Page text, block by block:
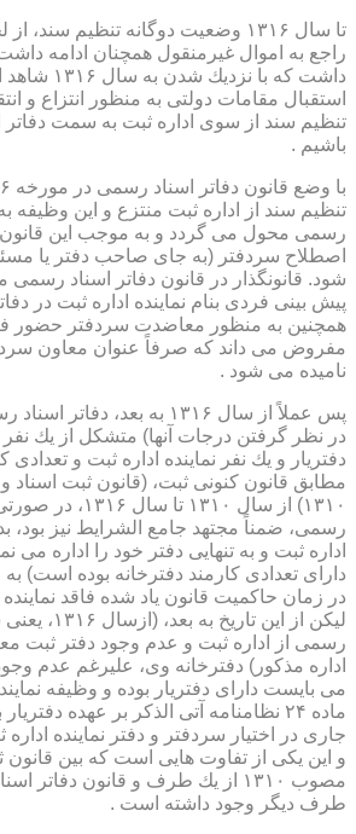
تا سال ۱۳۱۶ وضعیت دوگانه تنظیم
راجع به اموال غیرمنقول همچنان ادامه داشت
داشت كه با
استقبال مقامات دولتی به منظور انتزاع و
تنظیم سند از سوی اداره ثبت به سمت
باشیم .
تنظیم سند از اداره ثبت منتزع و این وظیفه
رسمی محول می گردد و به موجب این قانون و
اصطلاح سردفتر (به جای صاحب دفتر یا
پیش بینی فردی بنام نماینده اداره ثبت در
همچنین به منظور معاضدت سردفتر حضور
مفروض می داند كه صرفاً عنوان معاون
نامیده می شود .
پس عملاً از سال ۱۳۱۶ به بعد،
در نظر گرفتن درجات آنها) متشكل از یك نفر
دفتریار و یك نفر نماینده اداره ثبت و
مطابق قانون كنونی ثبت، (قانون ثبت
۱۳۱۰) از سال ۱۳۱۰
رسمی، ضمناً مجتهد جامع الشرایط نیز بود،
اداره ثبت و به تنهایی دفتر خود را اداره می
دارای تعدادی كارمند دفترخانه بوده است)
در زمان حاكمیت قانون یاد شده فاقد
لیكن از این
رسمی از اداره ثبت و عدم وجود دفتر ثبت
اداره مذكور) دفترخانه وی، علیرغم عدم وجود
می بایست دارای دفتریار بوده و وظیفه
ماده ۲۴ نظامنامه آتی الذكر بر عهده
جاری در اختیار سردفتر و دفتر نماینده اداره
و این یكی از تفاوت هایی است كه بین قانون
طرف دیگر وجود داشته است .